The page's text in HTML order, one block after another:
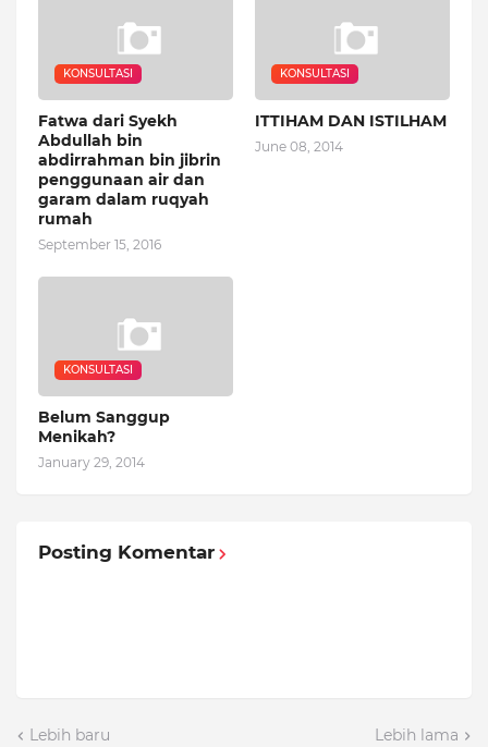
KONSULTASI
Fatwa dari Syekh
Abdullah bin
abdirrahman bin jibrin
penggunaan air dan
garam dalam ruqyah
rumah
September 15, 2016
KONSULTASI
ITTIHAM DAN ISTILHAM
June 08, 2014
KONSULTASI
Belum Sanggup
Menikah?
January 29, 2014
Posting Komentar
Lebih baru Lebih lama